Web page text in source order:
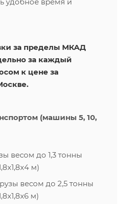
за пределы МКАД
за каждый
к цене за
(машины 5, 10,
весом до 1,3 тонны
м)
весом до 2,5 тонны
м)